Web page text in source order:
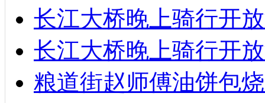
长江大桥晚上骑行开
长江大桥晚上骑行开
粮道街赵师傅油饼包